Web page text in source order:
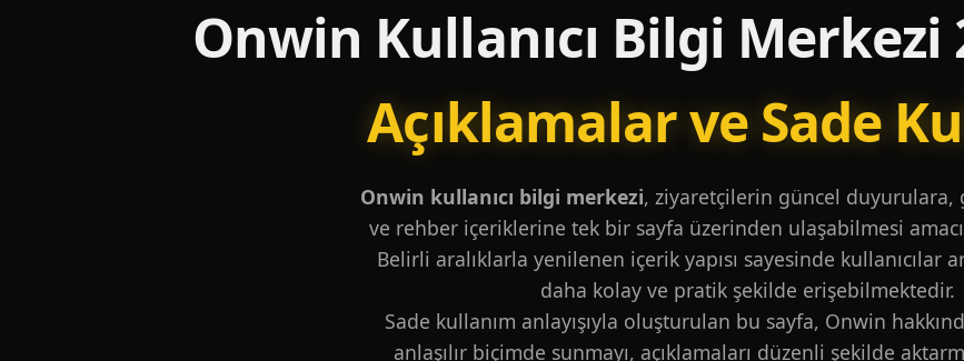
Onwin Kullanıcı Bilgi Merkezi
Açıklamalar ve Sade
Onwin kullanıcı bilgi merkezi, ziyaretçilerin güncel duyurulara,
ve rehber içeriklerine tek bir sayfa üzerinden ulaşabilmesi
Belirli aralıklarla yenilenen içerik yapısı sayesinde kullanıcılar
daha kolay ve pratik şekilde erişebilmektedir.
Sade kullanım anlayışıyla oluşturulan bu sayfa, Onwin
anlaşılır biçimde sunmayı, açıklamaları düzenli şekilde